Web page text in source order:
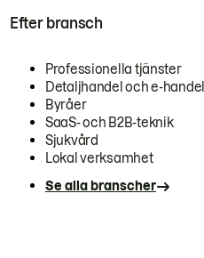
Efter bransch
Professionella tjänster
Detaljhandel och e-handel
Byråer
SaaS- och B2B-teknik
Sjukvård
Lokal verksamhet
Se alla branscher